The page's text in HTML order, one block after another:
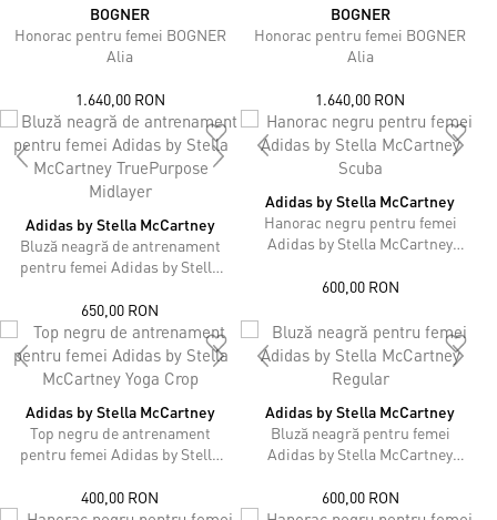
BOGNER
Honorac pentru femei BOGNER
Alia
1.640,00 RON
BOGNER
Honorac pentru femei BOGNER
Alia
1.640,00 RON
Adidas by Stella McCartney
Bluză neagră de antrenament
pentru femei Adidas by Stella
Midlayer
650,00 RON
Adidas by Stella McCartney
Hanorac negru pentru femei
Adidas by Stella McCartney
600,00 RON
Adidas by Stella McCartney
Top negru de antrenament
pentru femei Adidas by Stella
400,00 RON
Adidas by Stella McCartney
Bluză neagră pentru femei
Adidas by Stella McCartney
600,00 RON